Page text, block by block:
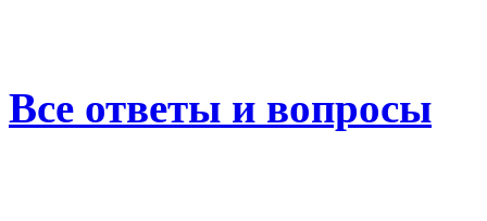
Все ответы и вопросы